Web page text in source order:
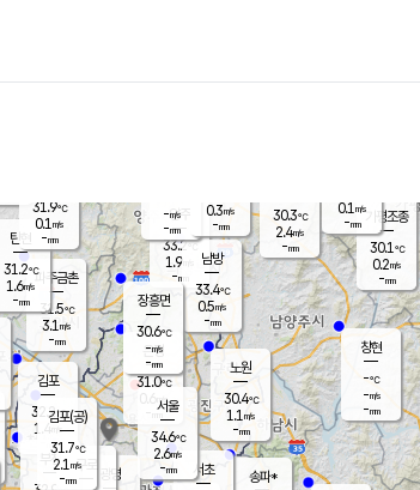
양주
33.2℃
1.9
-mm
파주금촌
31.5℃
3.1 m/s
-mm
가평조종
30.1℃
0.2m/s
-mm
30.3℃
2.4m/s
-mm
창현
-℃
-m/s
-mm
탄현
31.2℃
1.6m/s
-mm
0.1 m/s
-mm
김포
32.2℃
1.4 m/s
mm
광명
부천
구로
은평
31.0℃
0.6 m/s
- mm
노원
30.4℃
1.1 m/s
-mm
송파*
서초
남방
33.4℃
0.5m/s
-mm
장흥면
30.6℃
-m/s
-mm
-m/s
-mm
김포(공)
31.7℃
2.1 m/s
-mm
서울
34.6℃
2.6m/s
-mm
31.9℃
0.1 m/s
-mm
0.3m/s
-mm